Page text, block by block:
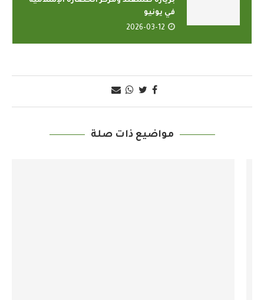
في يونيو
2026-03-12
مواضيع ذات صلة